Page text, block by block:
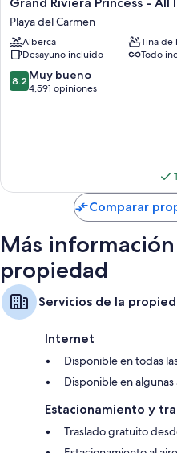
Riviera
Princess
-
All
Inclusive
Playa
Playa del Carmen
Alberca
Tina de
Desayuno incluido
Todo
8.2
de
8.2 Muy bueno
4,591 opiniones
Comparar
Más
propiedad
Servicios de la
Internet
Disponible en todas
Disponible en
Estacionamiento y
Traslado gratuito